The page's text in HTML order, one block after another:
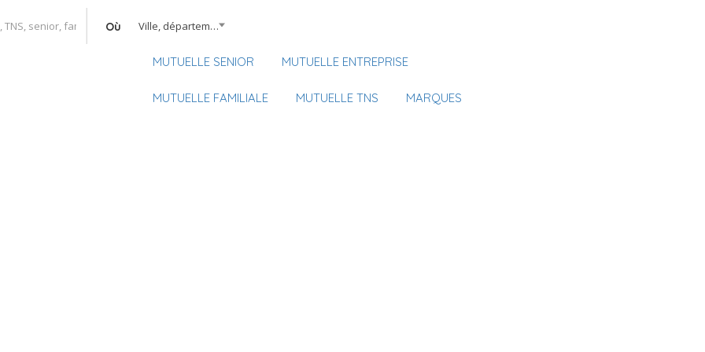
Où Ville, département, région
MUTUELLE SENIOR MUTUELLE ENTREPRISE
MUTUELLE FAMILIALE MUTUELLE TNS MARQUES